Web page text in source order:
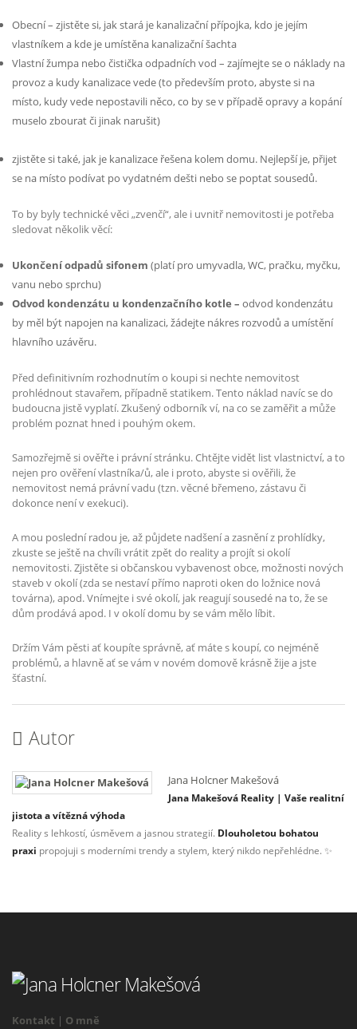
Obecní – zjistěte si, jak stará je kanalizační přípojka, kdo je jejím
vlastníkem a kde je umístěna kanalizační šachta
Vlastní žumpa nebo čistička odpadních vod – zajímejte se o náklady na
provoz a kudy kanalizace vede (to především proto, abyste si na
místo, kudy vede nepostavili něco, co by se v případě opravy a kopání
muselo zbourat či jinak narušit)
zjistěte si také, jak je kanalizace řešena kolem domu. Nejlepší je, přijet
se na místo podívat po vydatném dešti nebo se poptat sousedů.
To by byly technické věci „zvenčí“, ale i uvnitř nemovitosti je potřeba
sledovat několik věcí:
Ukončení odpadů sifonem (platí pro umyvadla, WC, pračku, myčku,
vanu nebo sprchu)
Odvod kondenzátu u kondenzačního kotle – odvod kondenzátu
by měl být napojen na kanalizaci, žádejte nákres rozvodů a umístění
hlavního uzávěru.
Před definitivním rozhodnutím o koupi si nechte nemovitost
prohlédnout stavařem, případně statikem. Tento náklad navíc se do
budoucna jistě vyplatí. Zkušený odborník ví, na co se zaměřit a může
problém poznat hned i pouhým okem.
Samozřejmě si ověřte i právní stránku. Chtějte vidět list vlastnictví, a to
nejen pro ověření vlastníka/ů, ale i proto, abyste si ověřili, že
nemovitost nemá právní vadu (tzn. věcné břemeno, zástavu či
dokonce není v exekuci).
A mou poslední radou je, až půjdete nadšení a zasnění z prohlídky,
zkuste se ještě na chvíli vrátit zpět do reality a projít si okolí
nemovitosti. Zjistěte si občanskou vybavenost obce, možnosti nových
staveb v okolí (zda se nestaví přímo naproti oken do ložnice nová
továrna), apod. Vnímejte i své okolí, jak reagují sousedé na to, že se
dům prodává apod. I v okolí domu by se vám mělo líbit.
Držím Vám pěsti ať koupíte správně, ať máte s koupí, co nejméně
problémů, a hlavně ať se vám v novém domově krásně žije a jste
šťastní.
Autor
Jana Holcner Makešová
Jana Makešová Reality | Vaše realitní
jistota a vítězná výhoda
Reality s lehkostí, úsměvem a jasnou strategií. Dlouholetou bohatou
praxi propojuji s moderními trendy a stylem, který nikdo nepřehlédne. ✨
Kontakt | O mně